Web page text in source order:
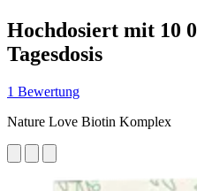
Hochdosiert mit 10
Tagesdosis
1 Bewertung
Nature Love Biotin Komplex